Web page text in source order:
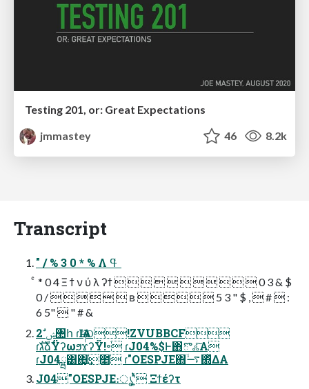
Testing 201, or: Great Expectations
jmmastey
46 8.2k
Transcript
ͨ * 0 4 Ξ ϯ ν ύ λ ʔϯ            0 3 & $
0 /       ʙ       5 3 " $ ,  #  :
6 5"  " # &
2 ࣗݾ঺հ ɾѨ෦༏ଠ!ZVUBBCF
ɾגࣜձࣾΫʔωϧϫʔΫ!৽ׁ ɾJ04%$Ͱ΋ొஃͨ͠Α
ɾJ04ྺ͸΋͏͙͢೥ ɾ"OESPJE΋࠷ۙ΍ͬͯΔΑ
J04"OESPJE։ൃʹ͍ͭͯ Ξϯέʔτ